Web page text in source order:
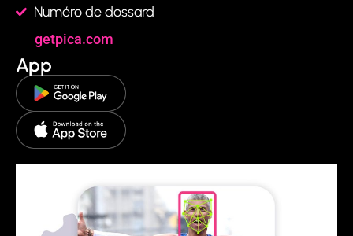
Numéro de dossard
getpica.com
App